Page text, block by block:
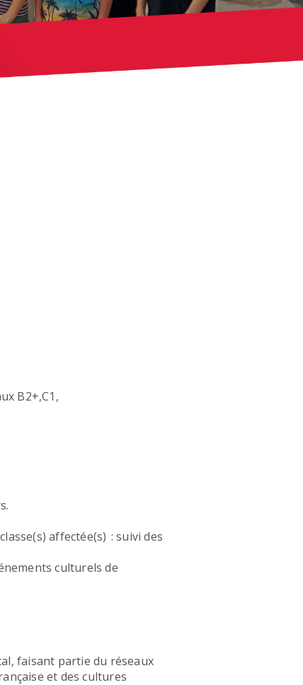
B2+,C1,
affectée(s) : suivi des
culturels de
faisant partie du réseaux
et des cultures